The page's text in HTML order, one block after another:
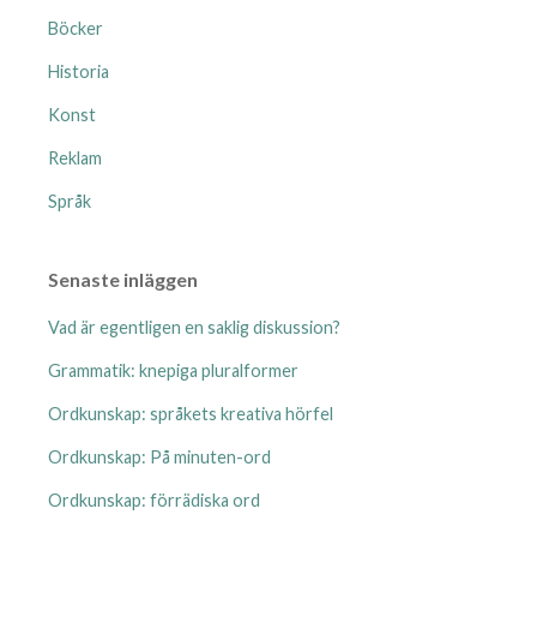
Böcker
Historia
Konst
Reklam
Språk
Senaste inläggen
Vad är egentligen en saklig diskussion?
Grammatik: knepiga pluralformer
Ordkunskap: språkets kreativa hörfel
Ordkunskap: På minuten-ord
Ordkunskap: förrädiska ord